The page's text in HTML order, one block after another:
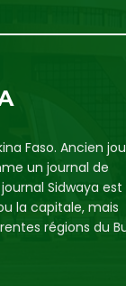
Faso. Ancien
un journal de
Sidwaya est
la capitale, mais
régions du